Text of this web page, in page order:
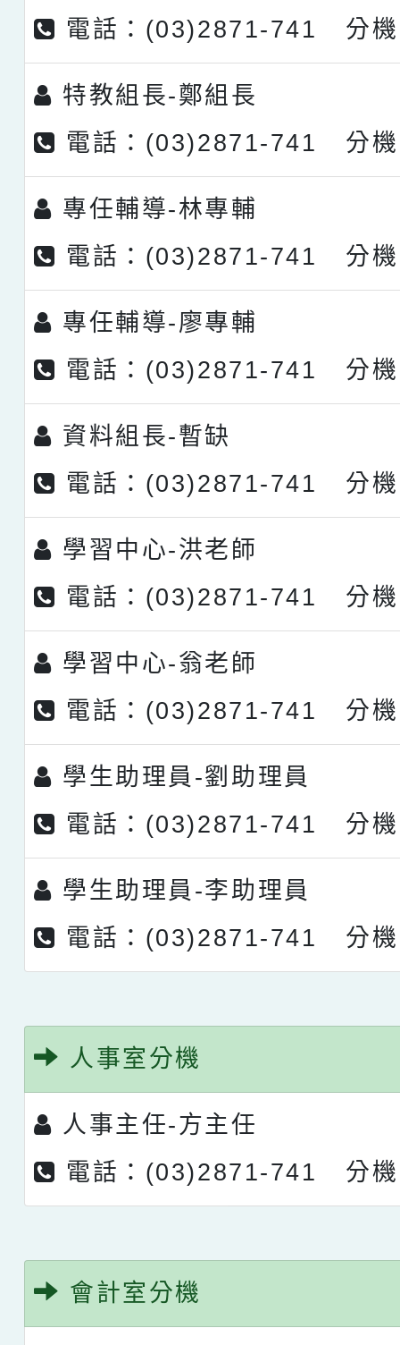
電話：(03)2871-741 分
特教組長-鄭組長
電話：(03)2871-741 分
專任輔導-林專輔
電話：(03)2871-741 分
專任輔導-廖專輔
電話：(03)2871-741 分
資料組長-暫缺
電話：(03)2871-741 分
學習中心-洪老師
電話：(03)2871-741 分
學習中心-翁老師
電話：(03)2871-741 分
學生助理員-劉助理員
電話：(03)2871-741 分
學生助理員-李助理員
電話：(03)2871-741 分
人事室分機
人事主任-方主任
電話：(03)2871-741 分
會計室分機